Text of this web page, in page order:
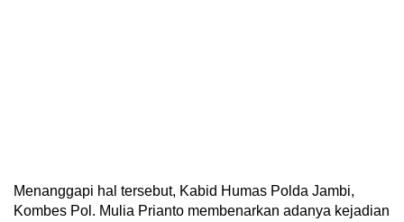
Menanggapi hal tersebut, Kabid Humas Polda Jambi,
Kombes Pol. Mulia Prianto membenarkan adanya kejadian